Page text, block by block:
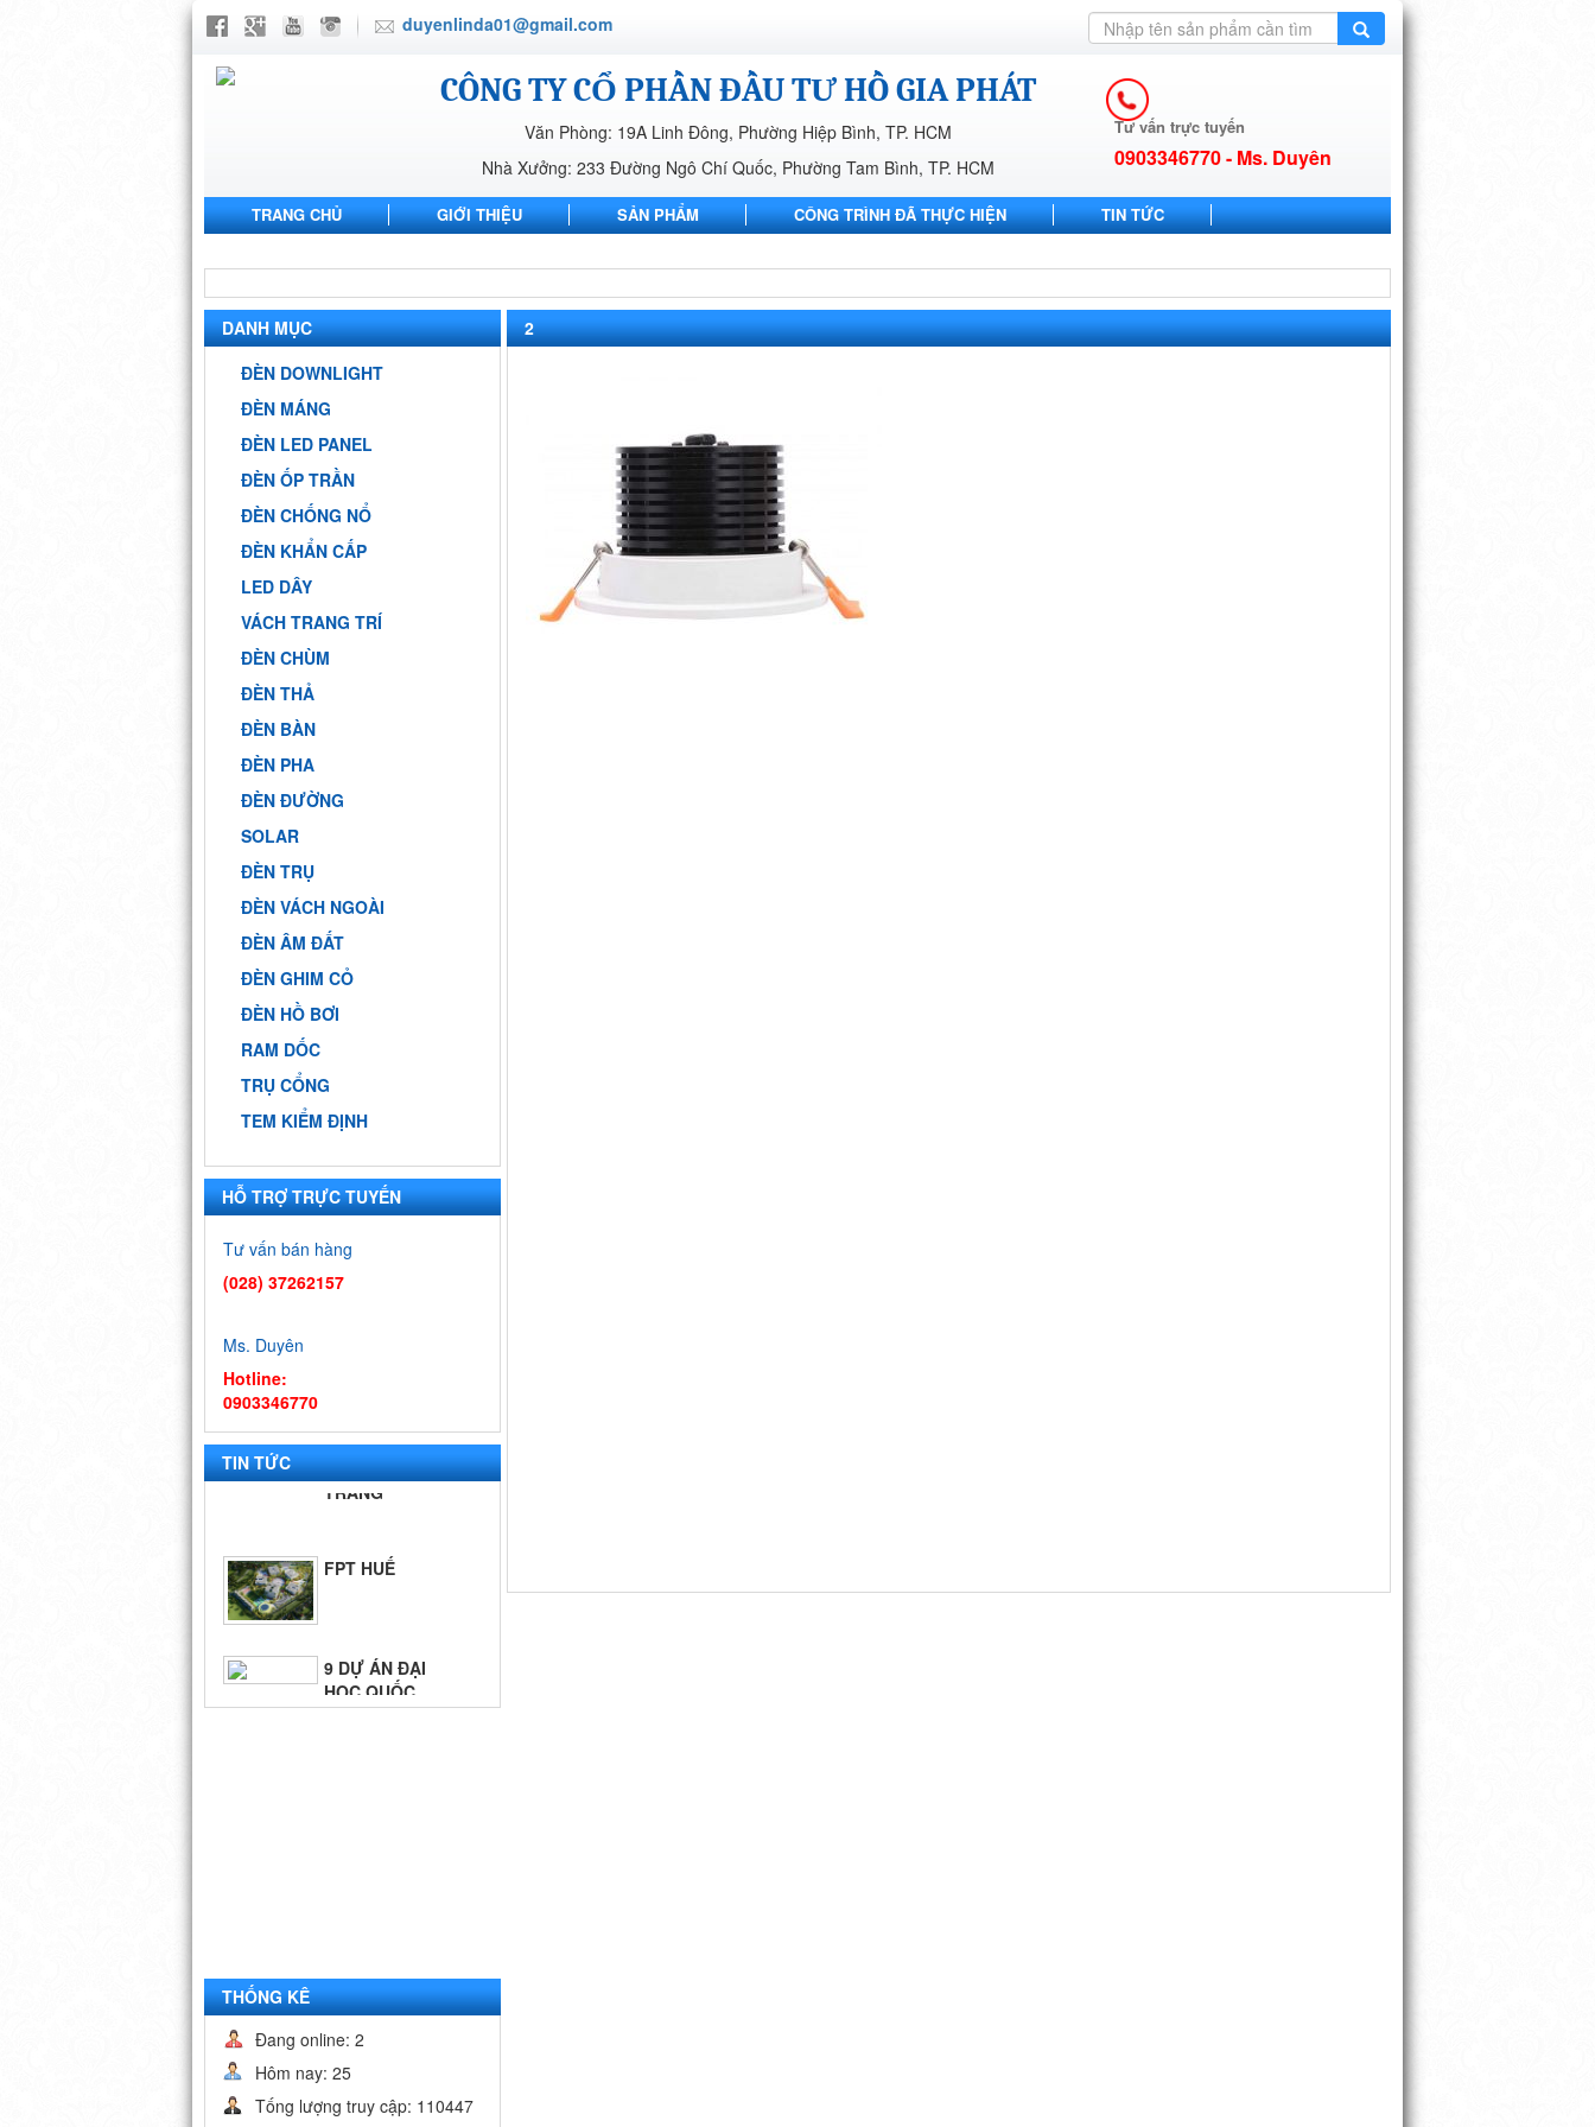
duyenlinda01@gmail.com
CÔNG TY CỔ PHẦN ĐẦU TƯ HỒ GIA PHÁT
Văn Phòng: 19A Linh Đông, Phường Hiệp Bình, TP. HCM
Nhà Xưởng: 233 Đường Ngô Chí Quốc, Phường Tam Bình, TP. HCM
Tư vấn trực tuyến
0903346770 - Ms. Duyên
TRANG CHỦ GIỚI THIỆU SẢN PHẨM CÔNG TRÌNH ĐÃ THỰC HIỆN
TIN TỨC
DANH MỤC
ĐÈN DOWNLIGHT
ĐÈN MÁNG
ĐÈN LED PANEL
ĐÈN ỐP TRẦN
ĐÈN CHỐNG NỔ
ĐÈN KHẨN CẤP
LED DÂY
VÁCH TRANG TRÍ
ĐÈN CHÙM
ĐÈN THẢ
ĐÈN BÀN
ĐÈN PHA
ĐÈN ĐƯỜNG
SOLAR
ĐÈN TRỤ
ĐÈN VÁCH NGOÀI
ĐÈN ÂM ĐẤT
ĐÈN GHIM CỎ
ĐÈN HỒ BƠI
RAM DỐC
TRỤ CỔNG
TEM KIỂM ĐỊNH
HỖ TRỢ TRỰC TUYẾN
Tư vấn bán hàng
(028) 37262157
Ms. Duyên
Hotline:
0903346770
TIN TỨC
HỌC QUỐC
GIA - TP.HCM
FPT SÓC
TRĂNG
GIA - TP.HCM
THỐNG KÊ
Đang online: 2
Hôm nay: 25
Tống lượng truy cập: 110447
2